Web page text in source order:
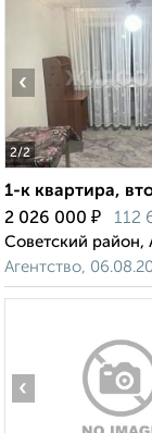
2/2
‹
1-к квартира,
2 026 000 ₽ 112
Советский район,
Агентство,
‹